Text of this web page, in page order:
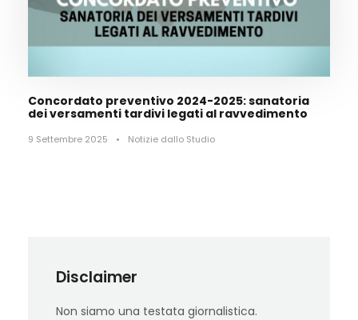
Concordato preventivo 2024-2025: sanatoria
dei versamenti tardivi legati al ravvedimento
9 Settembre 2025 • Notizie dallo Studio
Disclaimer
Non siamo una testata giornalistica.